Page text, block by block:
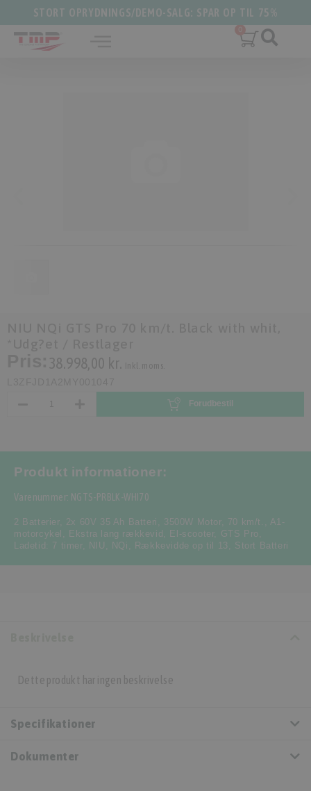
STORT OPRYDNINGS/DEMO-SALG: SPAR OP TIL 75%
Forudbestil
Produkt informationer:
Varenummer: NGTS-PRBLK-WHI70
2 Batterier, 2x 60V 35 Ah Batteri , 3500W Motor, 70 km/t. , A1-
motorcykel , Ekstra lang rækkevid , El-scooter, GTS Pro ,
Ladetid: 7 timer, NIU , NQi , Rækkevidde op til 13 , Stort Batteri
Dette produkt har ingen beskrivelse
Specifikationer
Dokumenter